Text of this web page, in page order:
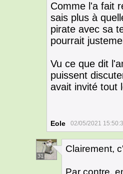
Comme l'a fait
sais plus à
pirate avec sa
pourrait
Vu ce que dit
puissent
avait invité tout
Eole 02/05/2021
31
Clairement,
Par contre,